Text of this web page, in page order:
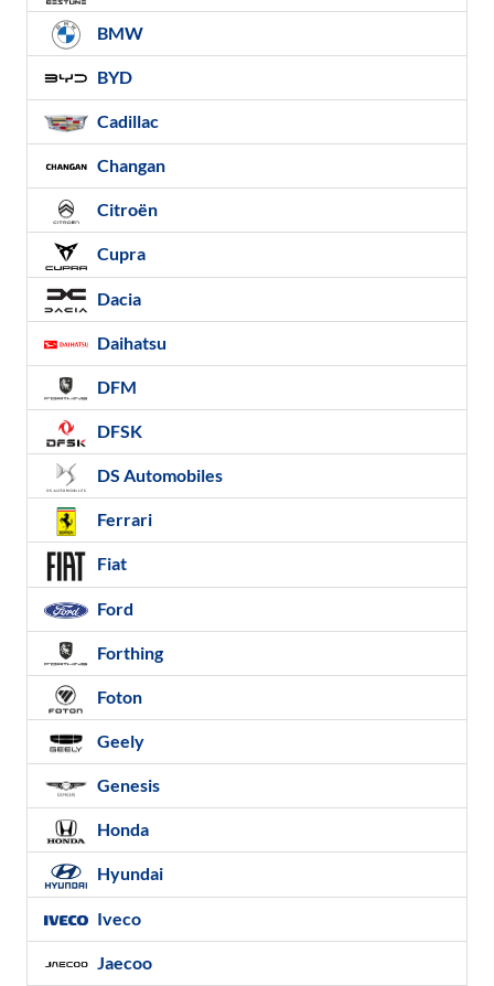
BMW
BYD
Cadillac
Changan
Citroën
Cupra
Dacia
Daihatsu
DFM
DFSK
DS Automobiles
Ferrari
Fiat
Ford
Forthing
Foton
Geely
Genesis
Honda
Hyundai
Iveco
Jaecoo